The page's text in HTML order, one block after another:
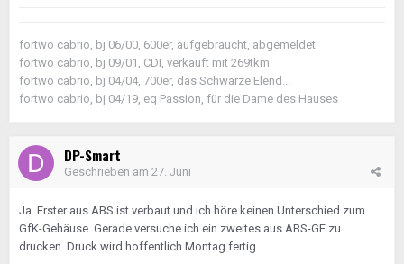
fortwo cabrio, bj 06/00, 600er, aufgebraucht, abgemeldet
fortwo cabrio, bj 09/01, CDI, verkauft mit 269tkm
fortwo cabrio, bj 04/04, 700er, das Schwarze Elend...
fortwo cabrio, bj 04/19, eq Passion, für die Dame des Hauses
DP-Smart
Geschrieben am 27. Juni
Ja. Erster aus ABS ist verbaut und ich höre keinen Unterschied zum
GfK-Gehäuse. Gerade versuche ich ein zweites aus ABS-GF zu
drucken. Druck wird hoffentlich Montag fertig.